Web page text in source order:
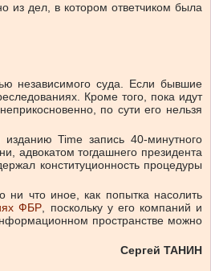
из дел, в котором ответчиком была
независимого суда. Если бывшие
Кроме того, пока идут
по сути его нельзя
изданию Time запись 40-минутного
адвокатом тогдашнего президента
конституционность процедуры
что иное, как попытка насолить
ФБР , поскольку у его компаний и
пространстве можно
Сергей ТАНИН